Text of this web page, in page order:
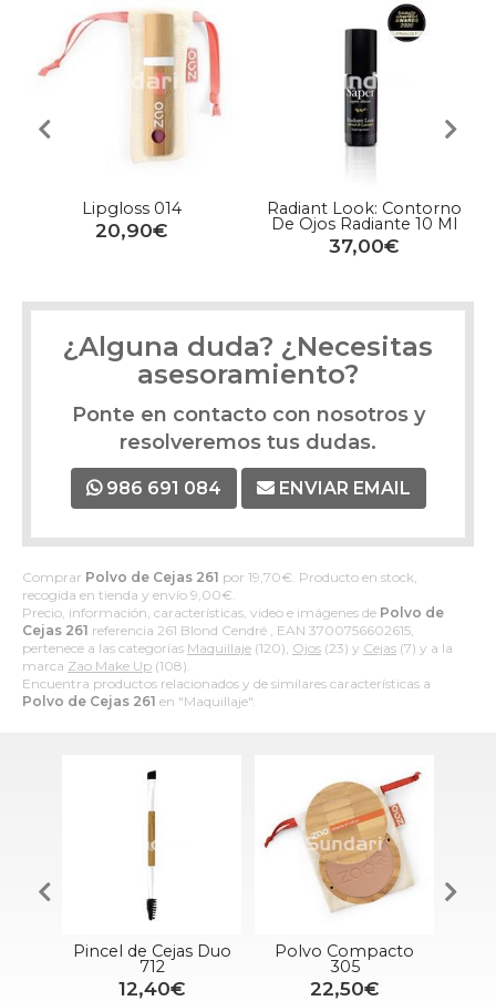
Comprar Polvo de Cejas 261 por 19,70€ . Producto en stock,
recogida en tienda y envío 9,00€
Precio, información, características, video e imágenes de Polvo de
Cejas 261 referencia 261 Blond Cendré , EAN 3700756602615,
pertenece a las categorías Maquillaje (120), Ojos (23) y Cejas (7) y a la
marca Zao Make Up (108).
Encuentra productos relacionados y de similares características a
Polvo de Cejas 261 en "Maquillaje".
Lipgloss 014
20,90€
Radiant Look: Contorno
De Ojos Radiante 10 Ml
37,00€
¿Alguna duda? ¿Necesitas
asesoramiento?
Ponte en contacto con nosotros y
resolveremos tus dudas.
986 691 084 ENVIAR EMAIL
Pincel de Cejas Duo
712
12,40€
Polvo Compacto
305
22,50€